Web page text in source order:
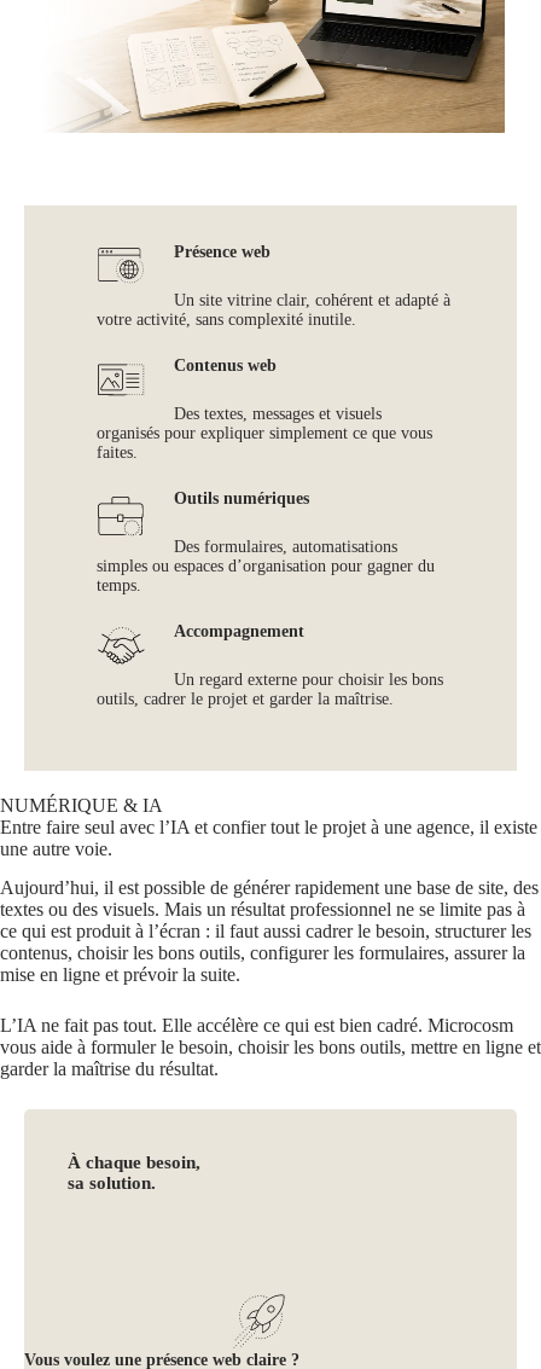
Présence web
Un site vitrine clair, cohérent et adapté à
votre activité, sans complexité inutile.
Contenus web
Des textes, messages et visuels
organisés pour expliquer simplement ce que vous
faites.
Outils numériques
Des formulaires, automatisations
simples ou espaces d’organisation pour gagner du
temps.
Accompagnement
Un regard externe pour choisir les bons
outils, cadrer le projet et garder la maîtrise.
NUMÉRIQUE & IA
Entre faire seul avec l’IA et confier tout le projet à une agence, il existe
une autre voie.
Aujourd’hui, il est possible de générer rapidement une base de site, des
textes ou des visuels. Mais un résultat professionnel ne se limite pas à
ce qui est produit à l’écran : il faut aussi cadrer le besoin, structurer les
contenus, choisir les bons outils, configurer les formulaires, assurer la
mise en ligne et prévoir la suite.
L’IA ne fait pas tout. Elle accélère ce qui est bien cadré. Microcosm
vous aide à formuler le besoin, choisir les bons outils, mettre en ligne et
garder la maîtrise du résultat.
À chaque besoin,
sa solution.
Vous voulez une présence web claire ?